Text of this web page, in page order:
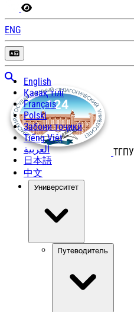
ENG
English
Қазақ тілі
Français
Polski
Забони тоҷикӣ
Tiếng Việt
العربية
日本語
中文
ТГПУ
Университет
Путеводитель